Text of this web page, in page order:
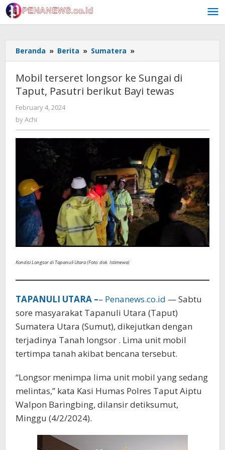
Skip
to
content
Beranda » Berita » Sumatera »
terseret
ke
Sungai
Bayi
tewas
Mobil terseret longsor ke Sungai di
Taput, Pasutri berikut Bayi tewas
February 4, 2024
byAchi
Kondisi Longsor di Tapanuli Utara (Foto: dok. Istimewa)
TAPANULI UTARA –– Penanews.co.id — Sabtu
sore masyarakat Tapanuli Utara (Taput)
Sumatera Utara (Sumut), dikejutkan dengan
terjadinya Tanah longsor . Lima unit mobil
tertimpa tanah akibat bencana tersebut.
“Longsor menimpa lima unit mobil yang sedang
melintas,” kata Kasi Humas Polres Taput Aiptu
Walpon Baringbing, dilansir detiksumut,
Minggu (4/2/2024).